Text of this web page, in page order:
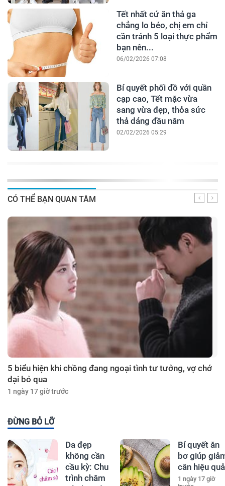
Tết nhất cứ ăn thả ga
chẳng lo béo, chị em chỉ
cần tránh 5 loại thực phẩm
bạn nên...
06/02/2026 07:08
Bí quyết phối đồ với quần
cạp cao, Tết mặc vừa
sang vừa đẹp, thỏa sức
thả dáng đầu năm
02/02/2026 05:29
CÓ THỂ BẠN QUAN TÂM
5 biểu hiện khi chồng đang ngoại tình tư tưởng, vợ chớ
dại bỏ qua
1 ngày 17 giờ trước
ĐỪNG BỎ LỠ
Da đẹp
không cần
cầu kỳ: Chu
trình chăm
Bí quyết ăn
bơ giúp
cân hiệu quả
1 ngày 17 giờ